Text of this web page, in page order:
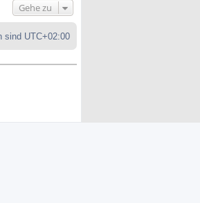
Gehe zu
sind UTC+02:00